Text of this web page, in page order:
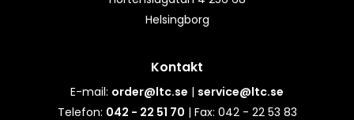
Helsingborg
Kontakt
E-mail: order@ltc.se | service@ltc.se
Telefon: 042 - 22 51 70 | Fax: 042 - 22 53 83